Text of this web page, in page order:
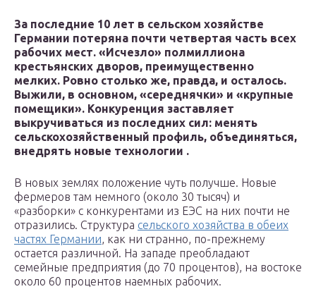
За последние 10 лет в сельском хозяйстве
Германии потеряна почти четвертая часть всех
рабочих мест. «Исчезло» полмиллиона
крестьянских дворов, преимущественно
мелких. Ровно столько же, правда, и осталось.
Выжили, в основном, «середнячки» и «крупные
помещики». Конкуренция заставляет
выкручиваться из последних сил: менять
сельскохозяйственный профиль, объединяться,
внедрять новые технологии .
В новых землях положение чуть получше. Новые
фермеров там немного (около 30 тысяч) и
«разборки» с конкурентами из ЕЭС на них почти не
отразились. Структура сельского хозяйства в обеих
частях Германии, как ни странно, по-прежнему
остается различной. На западе преобладают
семейные предприятия (до 70 процентов), на востоке
около 60 процентов наемных рабочих.